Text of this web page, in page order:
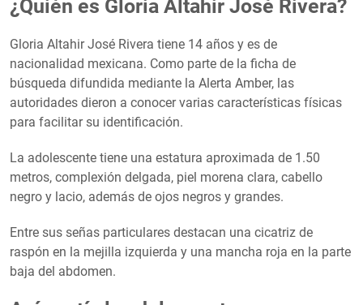
¿Quién es Gloria Altahir José Rivera?
Gloria Altahir José Rivera tiene 14 años y es de
nacionalidad mexicana. Como parte de la ficha de
búsqueda difundida mediante la Alerta Amber, las
autoridades dieron a conocer varias características físicas
para facilitar su identificación.
La adolescente tiene una estatura aproximada de 1.50
metros, complexión delgada, piel morena clara, cabello
negro y lacio, además de ojos negros y grandes.
Entre sus señas particulares destacan una cicatriz de
raspón en la mejilla izquierda y una mancha roja en la parte
baja del abdomen.